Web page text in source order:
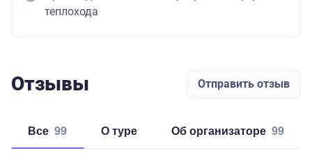
теплохода
Отзывы Отправить отзыв
Все 99 о туре об организаторе 99